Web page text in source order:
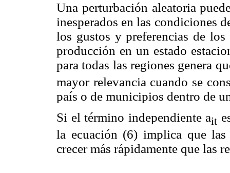
Una perturbación aleatoria
inesperados en las condiciones
los gustos y preferencias de
producción en un estado
para todas las regiones genera
mayor relevancia cuando se
país o de municipios dentro de
Si el término independiente ait
la ecuación (6) implica que
crecer más rápidamente que las